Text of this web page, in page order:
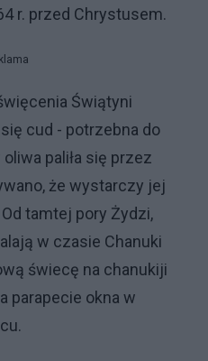
r. przed Chrystusem.
Świątyni
cud - potrzebna do
paliła się przez
że wystarczy jej
tamtej pory Żydzi,
w czasie Chanuki
świecę na chanukiji
parapecie okna w